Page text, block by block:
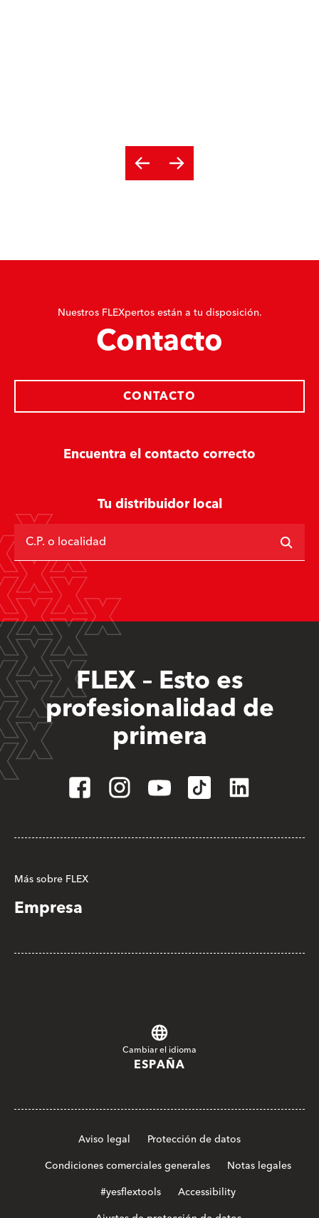
Nuestros FLEXpertos están a tu disposición.
Contacto
Encuentra el contacto correcto
CONTACTO
Tu distribuidor local
C.P. o localidad
FLEX – Esto es
profesionalidad de
primera
Más sobre FLEX
Empresa
Cambiar el idioma
ESPAÑA
Aviso legal
Protección de datos
Condiciones comerciales generales
Notas legales
#yesflextools
Accessibility